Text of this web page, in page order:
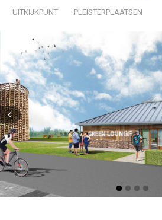
UITKIJKPUNT PLEISTERPLAATSEN